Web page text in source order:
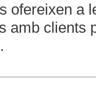
ofereixen a
amb clients